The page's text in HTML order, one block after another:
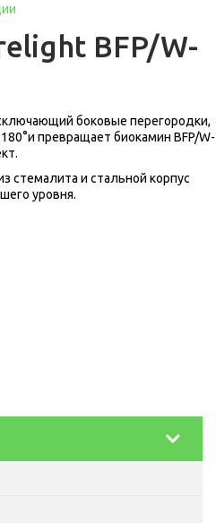
BFP/W-
боковые перегородки,
превращает биокамин BFP/W-
стемалита и стальной корпус
уровня.